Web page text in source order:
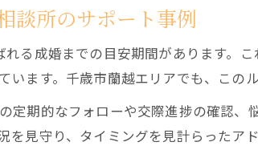
談所のサポート事例
る成婚までの目安期間があります。
ます。千歳市蘭越エリアでも、この
定期的なフォローや交際進捗の確認
見守り、タイミングを見計らったア